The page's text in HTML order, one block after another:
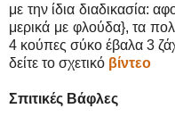
με την ίδια διαδικασία:
μερικά με φλούδα}, τα
4 κούπες σύκο έβαλα 3
δείτε το σχετικό βίντεο
Σπιτικές Βάφλες